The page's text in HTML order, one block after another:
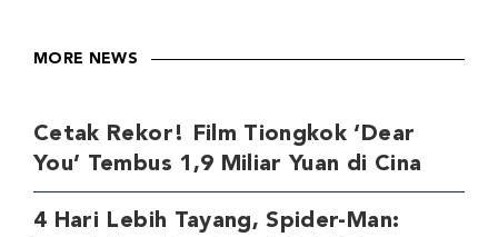
MORE NEWS
Cetak Rekor! Film Tiongkok ‘Dear
You’ Tembus 1,9 Miliar Yuan di Cina
4 Hari Lebih Tayang, Spider-Man: